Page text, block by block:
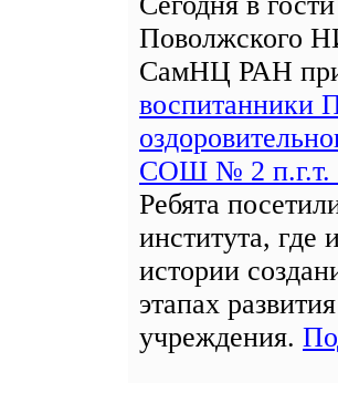
Поволжского
СамНЦ РАН
воспитанники
СОШ № 2 п.г.т.
Ребята
института, где
истории
этапах
учреждения.